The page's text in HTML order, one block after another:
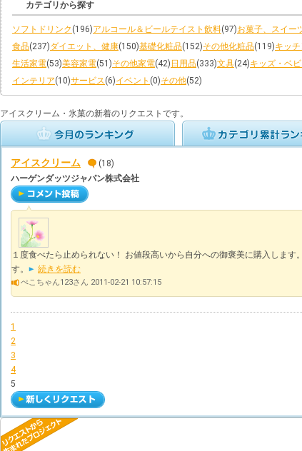
カテゴリから探す
ソフトドリンク (196)アルコール＆ビールテイスト飲料(97)お菓子、スイー
食品(237)ダイエット、健康(150)基礎化粧品(152)その他化粧品(119)キッ
生活家電(53)美容家電(51)その他家電(42) 日用品(333)文具(24)キッズ・ベ
インテリア(10)サービス(6)イベント (0)その他(52)
アイスクリーム・氷菓の新着のリクエストです。
アイスクリーム
(18)
ハーゲンダッツジャパン株式会社
１度食べたら止められない！ お値段高いから自分への御褒美に購入しま
す。
続きを読む
ぺこちゃん123さん 2011-02-21 10:57:15
1
2
3
4
5